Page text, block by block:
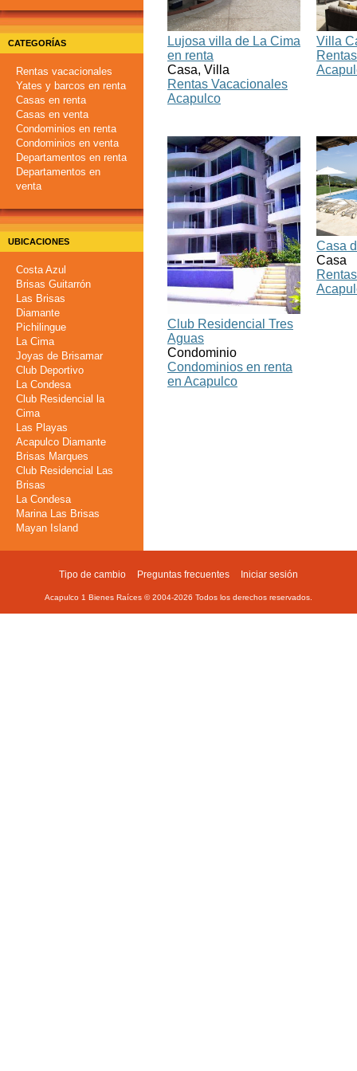
CATEGORÍAS
Rentas vacacionales
Yates y barcos en renta
Casas en renta
Casas en venta
Condominios en renta
Condominios en venta
Departamentos en renta
Departamentos en
venta
UBICACIONES
Costa Azul
Brisas Guitarrón
Las Brisas
Diamante
Pichilingue
La Cima
Joyas de Brisamar
Club Deportivo
La Condesa
Club Residencial la
Cima
Las Playas
Acapulco Diamante
Brisas Marques
Club Residencial Las
Brisas
La Condesa
Marina Las Brisas
Mayan Island
Lujosa villa de La Cima
en renta
Casa, Villa
Rentas Vacacionales
Acapulco
Villa
Club Residencial Tres
Aguas
Condominio
Condominios en renta
en Acapulco
Casa
Casa
Footer
Tipo de cambio Preguntas frecuentes Iniciar sesión
Acapulco 1 Bienes Raíces © 2004-2026 Todos los derechos reservados.